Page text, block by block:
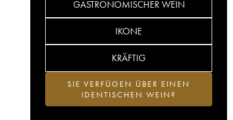
GASTRONOMISCHER WEIN
IKONE
KRÄFTIG
SIE VERFÜGEN ÜBER EINEN
IDENTISCHEN WEIN?